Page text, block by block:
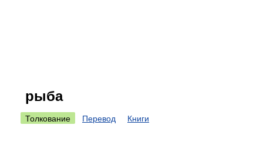
рыба
Толкование Перевод Книги